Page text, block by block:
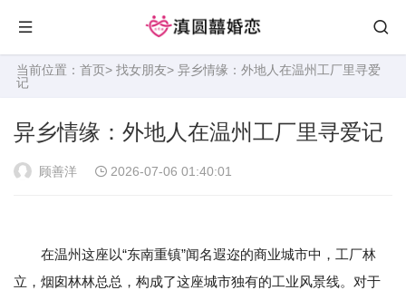
当前位置： 首页> 找女朋友> 异乡情缘：外地人在温州工厂里寻爱
记
异乡情缘：外地人在温州工厂里寻爱记
顾善洋 2026-07-06 01:40:01
在温州这座以“东南重镇”闻名遐迩的商业城市中，工厂林
立，烟囱林林总总，构成了这座城市独有的工业风景线。对于